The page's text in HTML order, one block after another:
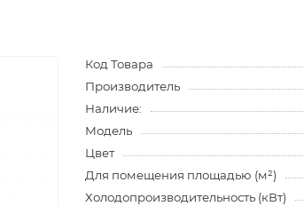
Код Товара
Производитель
Наличие:
Модель
Цвет
Для помещения площадью (м²)
Холодопроизводительность (кВт)